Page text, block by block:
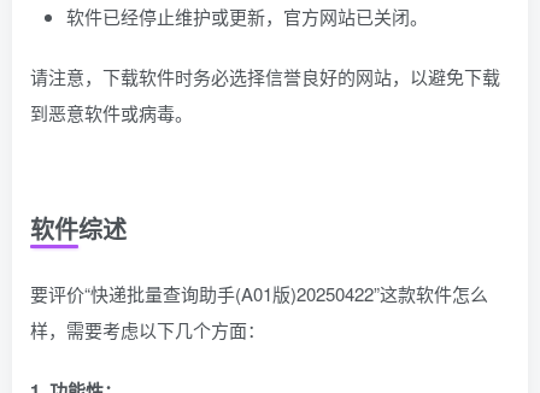
软件已经停止维护或更新，官方网站已关闭。
请注意，下载软件时务必选择信誉良好的网站，以避免下载
到恶意软件或病毒。
软件综述
要评价“快递批量查询助手(A01版)20250422”这款软件怎么
样，需要考虑以下几个方面：